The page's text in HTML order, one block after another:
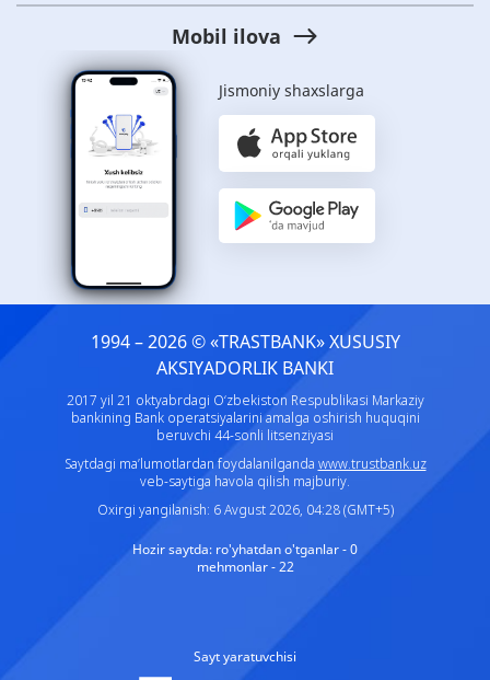
Mobil ilova
Jismoniy shaxslarga
1994 – 2026 © «TRASTBANK» ХUSUSIY
AKSIYADORLIK BANKI
2017 yil 21 oktyabrdagi O‘zbekiston Respublikasi Markaziy
bankining Bank operatsiyalarini amalga oshirish huquqini
beruvchi 44-sonli litsenziyasi
Saytdagi ma’lumotlardan foydalanilganda www.trustbank.uz
veb-saytiga havola qilish majburiy.
Oxirgi yangilanish: 6 Avgust 2026, 04:28 (GMT+5)
Hozir saytda: ro'yhatdan o'tganlar - 0
mehmonlar - 22
Sayt yaratuvchisi